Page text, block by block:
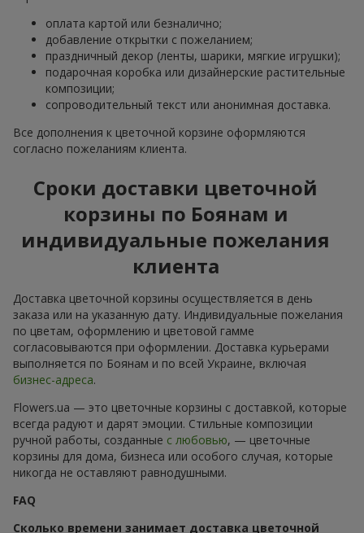
оплата картой или безналично;
добавление открытки с пожеланием;
праздничный декор (ленты, шарики, мягкие игрушки);
подарочная коробка или дизайнерские растительные
композиции;
сопроводительный текст или анонимная доставка.
Все дополнения к цветочной корзине оформляются
согласно пожеланиям клиента.
Сроки доставки цветочной
корзины по Боянам и
индивидуальные пожелания
клиента
Доставка цветочной корзины осуществляется в день
заказа или на указанную дату. Индивидуальные пожелания
по цветам, оформлению и цветовой гамме
согласовываются при оформлении. Доставка курьерами
выполняется по Боянам и по всей Украине, включая
бизнес-адреса.
Flowers.ua — это цветочные корзины с доставкой, которые
всегда радуют и дарят эмоции. Стильные композиции
ручной работы, созданные с любовью, — цветочные
корзины для дома, бизнеса или особого случая, которые
никогда не оставляют равнодушными.
FAQ
Сколько времени занимает доставка цветочной